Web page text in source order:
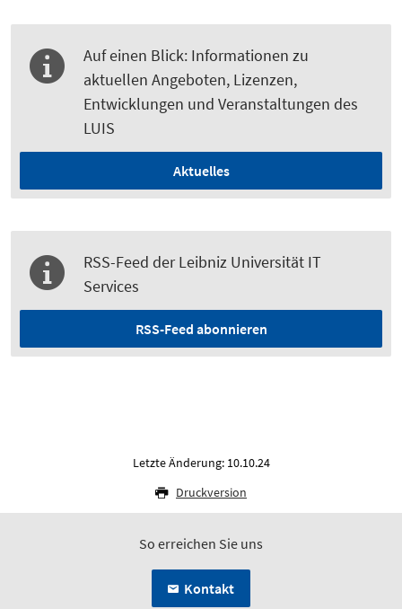
Auf einen Blick: Informationen zu
aktuellen Angeboten, Lizenzen,
Entwicklungen und Veranstaltungen des
LUIS
Aktuelles
RSS-Feed der Leibniz Universität IT
Services
RSS-Feed abonnieren
Letzte Änderung: 10.10.24
Druckversion
So erreichen Sie uns
Kontakt